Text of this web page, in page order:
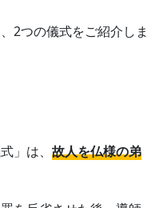
2つの儀式をご紹介しま
」は、 故人を仏様の弟